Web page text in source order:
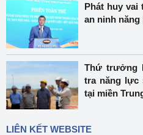
Phát huy vai
an ninh
Thứ trưởng
tra năng lực
tại miền
LIÊN KẾT WEBSITE